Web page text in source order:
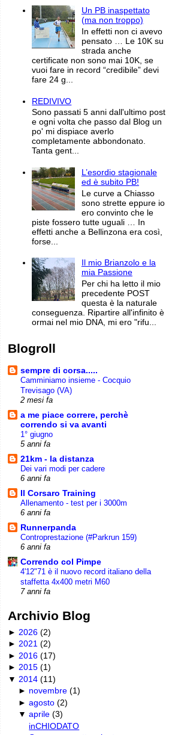
Un PB inaspettato
(ma non troppo)
In effetti non ci avevo
pensato … Le 10K su
strada anche
certificate non sono mai 10K, se
vuoi fare in record “credibile” devi
fare 24 g...
REDIVIVO
Sono passati 5 anni dall'ultimo post
e ogni volta che passo dal Blog un
po' mi dispiace averlo
completamente abbondonato.
Tanta gent...
L’esordio stagionale
ed è subito PB!
Le curve a Chiasso
sono strette eppure io
ero convinto che le
piste fossero tutte uguali … In
effetti anche a Bellinzona era così,
forse...
Il mio Brianzolo e la
mia Passione
Per chi ha letto il mio
precedente POST
questa è la naturale
conseguenza. Ripartire all'infinito è
ormai nel mio DNA, mi ero "rifu...
Blogroll
sempre di corsa.....
Camminiamo insieme - Cocquio
Trevisago (VA)
2 mesi fa
a me piace correre, perchè
correndo si va avanti
1° giugno
5 anni fa
21km - la distanza
Dei vari modi per cadere
6 anni fa
Il Corsaro Training
Allenamento - test per i 3000m
6 anni fa
Runnerpanda
Controprestazione (#Parkrun 159)
6 anni fa
Correndo col Pimpe
4'12"71 è il nuovo record italiano della
staffetta 4x400 metri M60
7 anni fa
Archivio Blog
► 2026 (2)
►2021 (2)
► 2016 (17)
►2015 (1)
▼ 2014 (11)
► novembre (1)
►agosto (2)
▼aprile (3)
inCHIODATO